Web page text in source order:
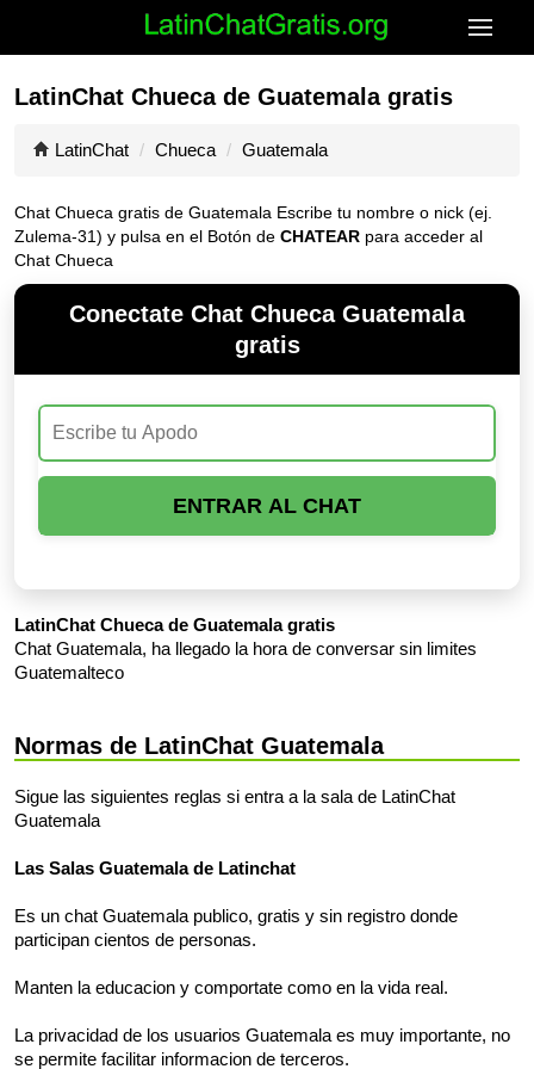
LatinChat Chueca de Guatemala gratis
LatinChat Chueca Guatemala
Chat Chueca gratis de Guatemala Escribe tu nombre o nick (ej.
Zulema-31) y pulsa en el Botón de CHATEAR para acceder al
Chat Chueca
Conectate Chat Chueca Guatemala
gratis
ENTRAR AL CHAT
LatinChat Chueca de Guatemala gratis
Chat Guatemala, ha llegado la hora de conversar sin limites
Guatemalteco
Normas de LatinChat Guatemala
Sigue las siguientes reglas si entra a la sala de LatinChat
Guatemala
Las Salas Guatemala de Latinchat
Es un chat Guatemala publico, gratis y sin registro donde
participan cientos de personas.
Manten la educacion y comportate como en la vida real.
La privacidad de los usuarios Guatemala es muy importante, no
se permite facilitar informacion de terceros.